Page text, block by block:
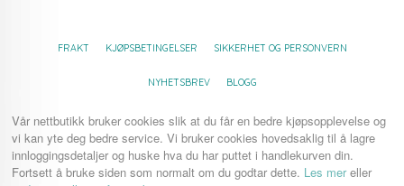
FRAKT KJØPSBETINGELSER SIKKERHET OG PERSONVERN
NYHETSBREV BLOGG
Vår nettbutikk bruker cookies slik at du får en bedre kjøpsopplevelse og
vi kan yte deg bedre service. Vi bruker cookies hovedsaklig til å lagre
innloggingsdetaljer og huske hva du har puttet i handlekurven din.
Fortsett å bruke siden som normalt om du godtar dette. Les mereller